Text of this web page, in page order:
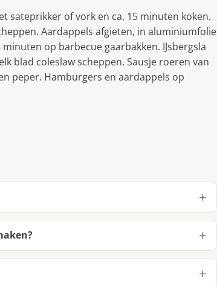
sateprikker of vork en ca. 15 minuten koken.
Aardappels afgieten, in aluminiumfolie
op barbecue gaarbakken. IJsbergsla
blad coleslaw scheppen. Sausje roeren van
peper. Hamburgers en aardappels op